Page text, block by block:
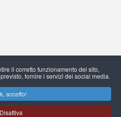
il corretto funzionamento del sito,
fornire i servizi dei social media.
accetto!
Disattiva